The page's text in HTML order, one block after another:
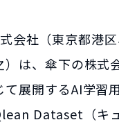
会社（東京都港
）は、傘下の株式
て展開するAI学習
Dataset（キ